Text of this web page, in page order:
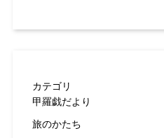
カテゴリ
甲羅戯だより
旅のかたち